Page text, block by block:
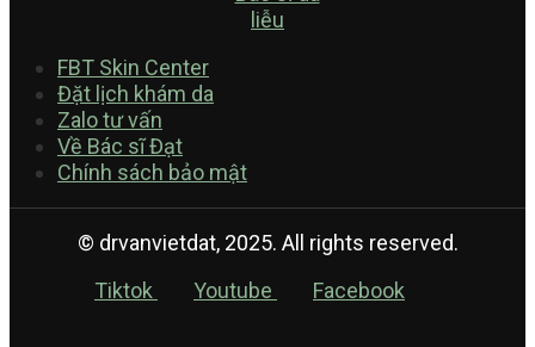
FBT Skin Center
Đặt lịch khám da
Zalo tư vấn
Về Bác sĩ Đạt
Chính sách bảo mật
© drvanvietdat, 2025. All rights reserved.
Tiktok
Youtube Facebook